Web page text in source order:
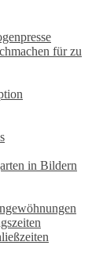
für zu
in Bildern